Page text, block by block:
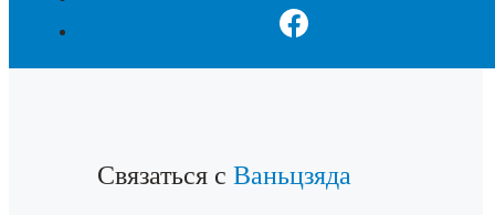
Связаться с Ваньцзяда